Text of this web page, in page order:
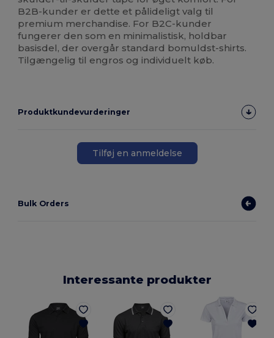
B2B-kunder er dette et pålideligt valg til
premium merchandise. For B2C-kunder
fungerer den som en minimalistisk, holdbar
basisdel, der overgår standard bomuldst-shirts.
Tilgængelig til engros og individuelt køb.
Produktkundevurderinger
Tilføj en anmeldelse
Bulk Orders
Interessante produkter